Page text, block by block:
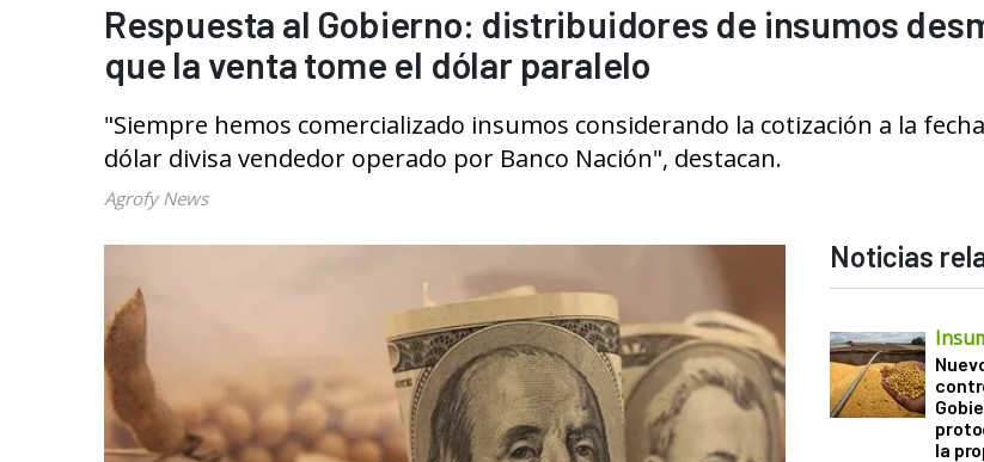
Respuesta al Gobierno: distribuidores de insumos
que la venta tome el dólar paralelo
"Siempre hemos comercializado insumos considerando la cotización a la
dólar divisa vendedor operado por Banco Nación", destacan.
Agrofy News
Noticias
la